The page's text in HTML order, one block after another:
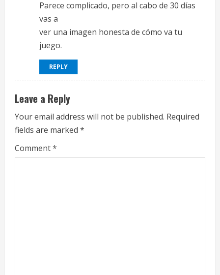
Parece complicado, pero al cabo de 30 días
vas a
ver una imagen honesta de cómo va tu
juego.
REPLY
Leave a Reply
Your email address will not be published. Required
fields are marked *
Comment*